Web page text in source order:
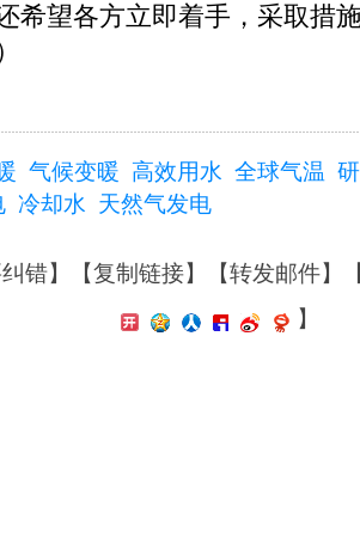
希望各方立即着手，采取措
气候变暖 高效用水 全球气温
冷却水 天然气发电
错】【复制链接】【转发邮件】
】